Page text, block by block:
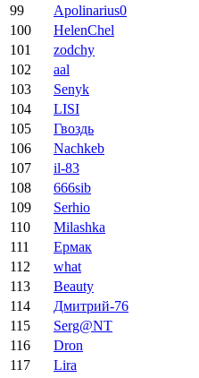
99
Apolinarius0
100
HelenChel
101
zodchy
102
aal
103
Senyk
104
LISI
105
Гвоздь
106
Nachkeb
107
il-83
108
666sib
109
Serhio
110
Milashka
111
Ермак
112
what
113
Beauty
114
Дмитрий-76
115
Serg@NT
116
Dron
117
Lira